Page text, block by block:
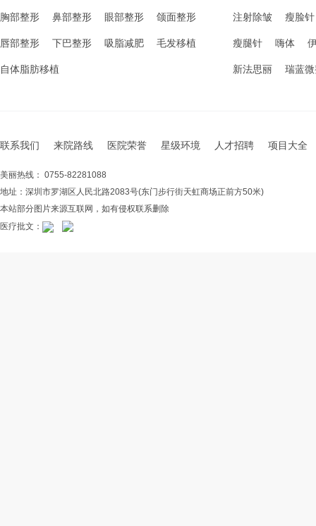
胸部整形 鼻部整形 眼部整形 颌面整形
唇部整形 下巴整形 吸脂减肥 毛发移植
自体脂肪移植
注射除皱 瘦脸针
瘦腿针 嗨体
新法思丽 瑞蓝
联系我们 来院路线 医院荣誉 星级环境 人才招聘 项目大全
美丽热线： 0755-82281088
地址：深圳市罗湖区人民北路2083号(东门步行街天虹商场正前方50米)
本站部分图片来源互联网，如有侵权联系删除
医疗批文：